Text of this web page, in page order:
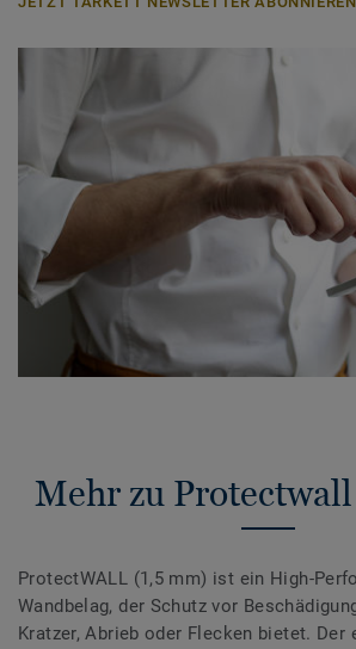
Mehr zu
ProtectWALL (1,5 mm) ist ein High-
Wandbelag, der Schutz vor
Kratzer, Abrieb oder Flecken bietet. Der